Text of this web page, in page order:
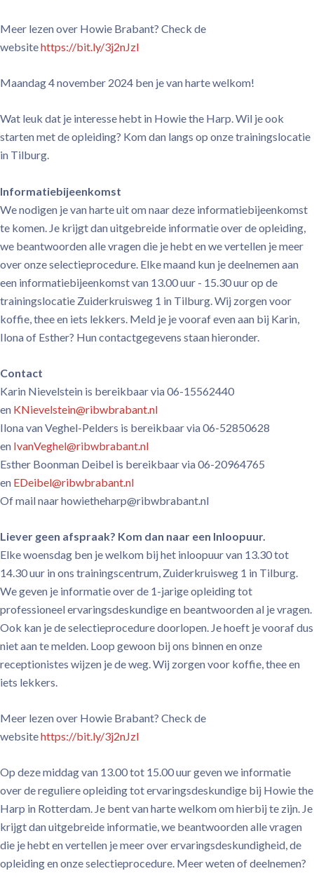
Meer lezen over Howie Brabant? Check de
websitehttps://bit.ly/3j2nJzl
Maandag 4 november 2024 ben je van harte welkom!
Wat leuk dat je interesse hebt in Howie the Harp. Wil je ook
starten met de opleiding? Kom dan langs op onze trainingslocatie
in Tilburg.
Informatiebijeenkomst
We nodigen je van harte uit om naar deze informatiebijeenkomst
te komen. Je krijgt dan uitgebreide informatie over de opleiding,
we beantwoorden alle vragen die je hebt en we vertellen je meer
over onze selectieprocedure. Elke maand kun je deelnemen aan
een informatiebijeenkomst van 13.00 uur - 15.30 uur op de
trainingslocatie Zuiderkruisweg 1 in Tilburg. Wij zorgen voor
koffie, thee en iets lekkers. Meld je je vooraf even aan bij Karin,
Ilona of Esther? Hun contactgegevens staan hieronder.
Contact
Karin Nievelstein is bereikbaar via 06-15562440
en KNievelstein@ribwbrabant.nl
Ilona van Veghel-Pelders is bereikbaar via 06-52850628
en IvanVeghel@ribwbrabant.nl
Esther Boonman Deibel is bereikbaar via 06-20964765
en EDeibel@ribwbrabant.nl
Of mail naar howietheharp@ribwbrabant.nl
Liever geen afspraak? Kom dan naar een Inloopuur.
Elke woensdag ben je welkom bij het inloopuur van 13.30 tot
14.30 uur in ons trainingscentrum, Zuiderkruisweg 1 in Tilburg.
We geven je informatie over de 1-jarige opleiding tot
professioneel ervaringsdeskundige en beantwoorden al je vragen.
Ook kan je de selectieprocedure doorlopen. Je hoeft je vooraf dus
niet aan te melden. Loop gewoon bij ons binnen en onze
receptionistes wijzen je de weg. Wij zorgen voor koffie, thee en
iets lekkers.
Meer lezen over Howie Brabant? Check de
websitehttps://bit.ly/3j2nJzl
Op deze middag van 13.00 tot 15.00 uur geven we informatie
over de reguliere opleiding tot ervaringsdeskundige bij Howie the
Harp in Rotterdam. Je bent van harte welkom om hierbij te zijn. Je
krijgt dan uitgebreide informatie, we beantwoorden alle vragen
die je hebt en vertellen je meer over ervaringsdeskundigheid, de
opleiding en onze selectieprocedure. Meer weten of deelnemen?